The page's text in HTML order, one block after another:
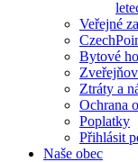
Veřejné
Bytové
Ztráty a
Ochrana
Poplatky
Přihlásit
Naše obec